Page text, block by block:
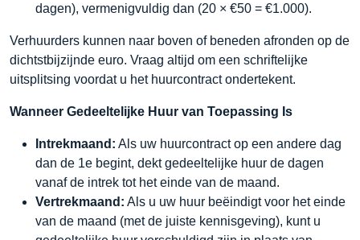
dagen), vermenigvuldig dan (20 × €50 = €1.000).
Verhuurders kunnen naar boven of beneden afronden op de
dichtstbijzijnde euro. Vraag altijd om een schriftelijke
uitsplitsing voordat u het huurcontract ondertekent.
Wanneer Gedeeltelijke Huur van Toepassing Is
Intrekmaand: Als uw huurcontract op een andere dag
dan de 1e begint, dekt gedeeltelijke huur de dagen
vanaf de intrek tot het einde van de maand.
Vertrekmaand: Als u uw huur beëindigt voor het einde
van de maand (met de juiste kennisgeving), kunt u